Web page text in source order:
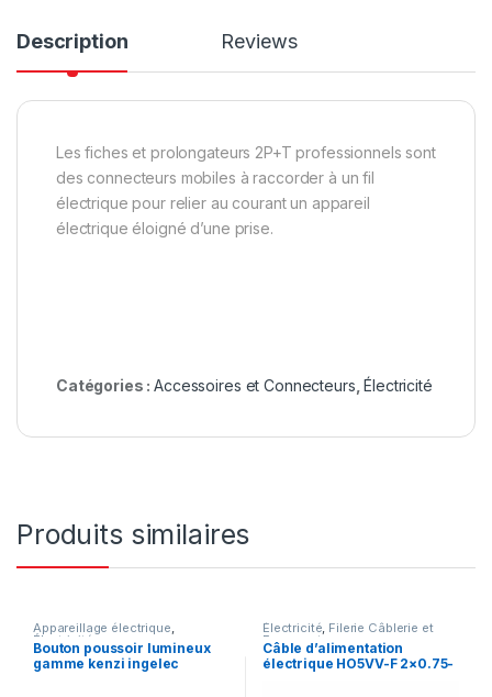
Description Reviews
Les fiches et prolongateurs 2P+T professionnels sont
des connecteurs mobiles à raccorder à un fil
électrique pour relier au courant un appareil
électrique éloigné d’une prise.
Catégories :Accessoires et Connecteurs ,Électricité
Produits similaires
Appareillage électrique,
Électricité
Bouton poussoir lumineux
gamme kenzi ingelec
Électricité, Filerie Câblerie et
Fourreautage
Câble d’alimentation
électrique HO5VV-F 2×0.75-